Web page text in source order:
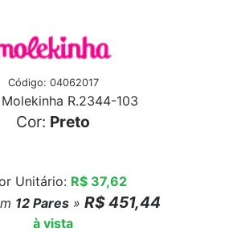
Código: 04062017
Molekinha R.2344-103
Cor: Preto
Unitário: R$ 37,62
12Pares» R$ 451,44
à vista